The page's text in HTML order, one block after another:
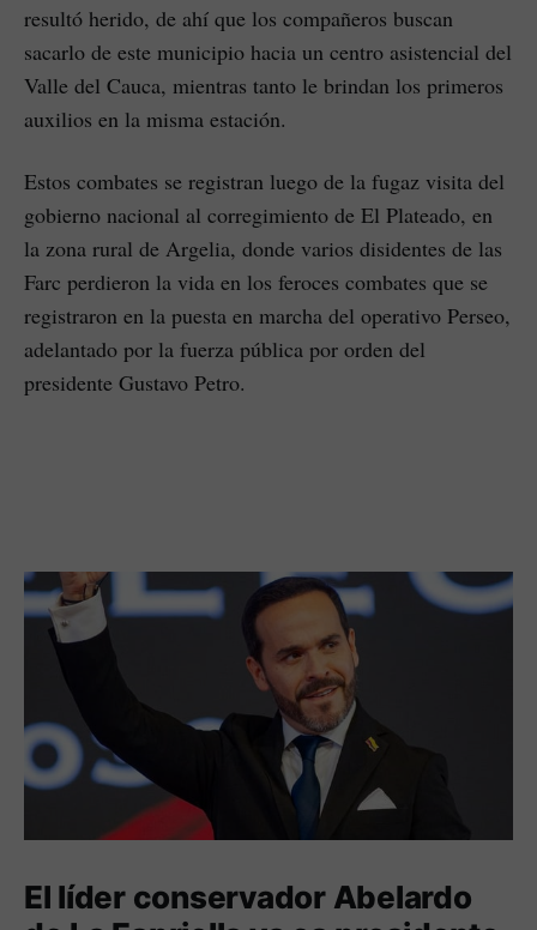
resultó herido, de ahí que los compañeros buscan
sacarlo de este municipio hacia un centro asistencial del
Valle del Cauca, mientras tanto le brindan los primeros
auxilios en la misma estación.
Estos combates se registran luego de la fugaz visita del
gobierno nacional al corregimiento de El Plateado, en
la zona rural de Argelia, donde varios disidentes de las
Farc perdieron la vida en los feroces combates que se
registraron en la puesta en marcha del operativo Perseo,
adelantado por la fuerza pública por orden del
presidente Gustavo Petro.
El líder conservador Abelardo